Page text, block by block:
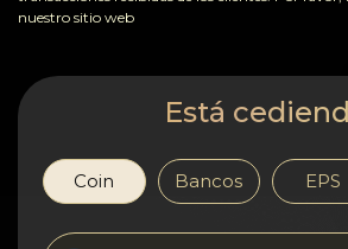
AML/CFT
Confidencialidad
Contactos
Wiki
nuestro sitio web
Está
Coin Bancos EPS